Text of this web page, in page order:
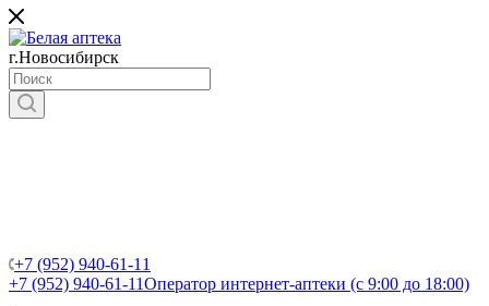
г.Новосибирск
+7 (952) 940-61-11
+7 (952) 940-61-11Оператор интернет-аптеки (с 9:00 до 18:00)